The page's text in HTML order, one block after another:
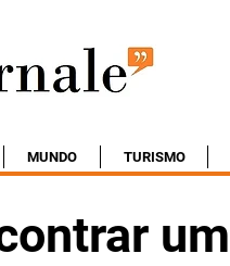
MUNDO TURISMO